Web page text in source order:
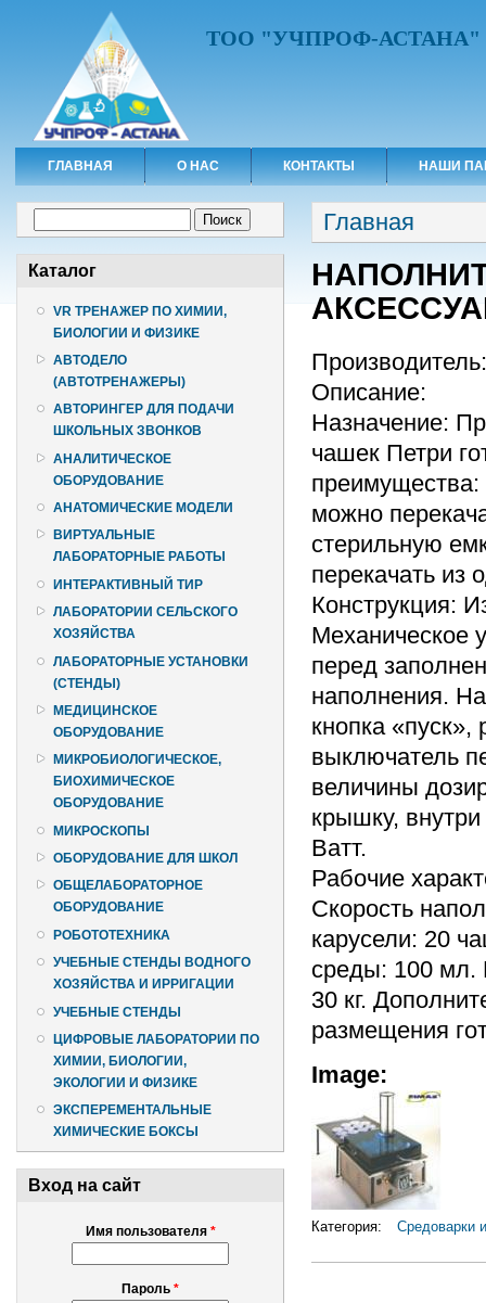
ТОО "УЧПРОФ-АСТАНА"
ГЛАВНАЯ О НАС КОНТАКТЫ НАШИ
Каталог
VR ТРЕНАЖЕР ПО ХИМИИ,
БИОЛОГИИ И ФИЗИКЕ
АВТОДЕЛО
(АВТОТРЕНАЖЕРЫ)
АВТОРИНГЕР ДЛЯ ПОДАЧИ
ШКОЛЬНЫХ ЗВОНКОВ
АНАЛИТИЧЕСКОЕ
ОБОРУДОВАНИЕ
АНАТОМИЧЕСКИЕ МОДЕЛИ
ВИРТУАЛЬНЫЕ
ЛАБОРАТОРНЫЕ РАБОТЫ
ИНТЕРАКТИВНЫЙ ТИР
ЛАБОРАТОРИИ СЕЛЬСКОГО
ХОЗЯЙСТВА
ЛАБОРАТОРНЫЕ УСТАНОВКИ
(СТЕНДЫ)
МЕДИЦИНСКОЕ
ОБОРУДОВАНИЕ
МИКРОБИОЛОГИЧЕСКОЕ,
БИОХИМИЧЕСКОЕ
ОБОРУДОВАНИЕ
МИКРОСКОПЫ
ОБОРУДОВАНИЕ ДЛЯ ШКОЛ
ОБЩЕЛАБОРАТОРНОЕ
ОБОРУДОВАНИЕ
РОБОТОТЕХНИКА
УЧЕБНЫЕ СТЕНДЫ ВОДНОГО
ХОЗЯЙСТВА И ИРРИГАЦИИ
УЧЕБНЫЕ СТЕНДЫ
ЦИФРОВЫЕ ЛАБОРАТОРИИ ПО
ХИМИИ, БИОЛОГИИ,
ЭКОЛОГИИ И ФИЗИКЕ
ЭКСПЕРЕМЕНТАЛЬНЫЕ
ХИМИЧЕСКИЕ БОКСЫ
Вход на сайт
Имя пользователя *
Пароль *
Вы здесь
Главная
Описание:
Назначение:
чашек Петри
преимущества:
можно
стерильную
перекачать из
Конструкция:
Механическое
перед
наполнения.
кнопка
выключатель
величины
крышку,
Ватт.
Рабочие
Скорость
карусели: 20
среды: 100 мл.
30 кг.
размещения
Image:
Категория: Средоварки